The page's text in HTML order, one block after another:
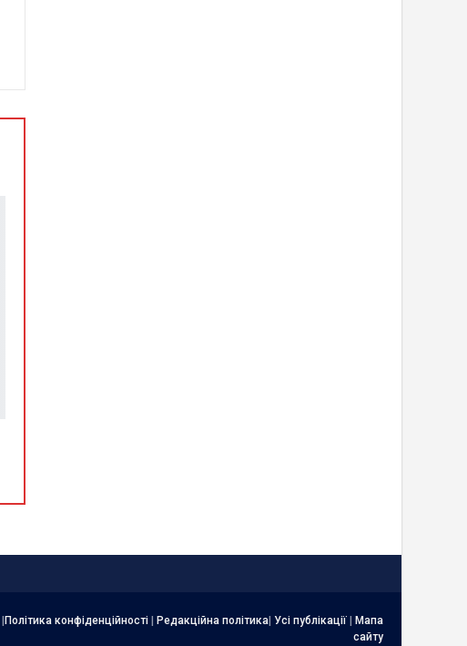
|Політика конфіденційності | Редакційна політика| Усі публікації | Мапа
сайту